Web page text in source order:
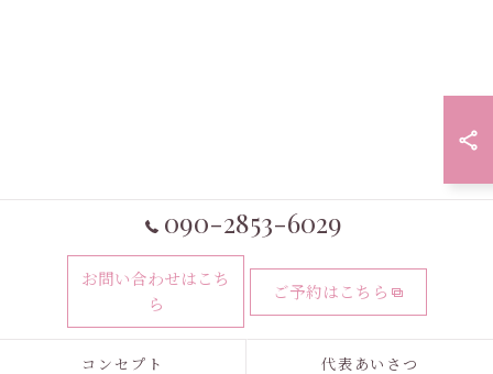
090-2853-6029
お問い合わせはこち
ら
ご予約はこちら
コンセプト 代表あいさつ